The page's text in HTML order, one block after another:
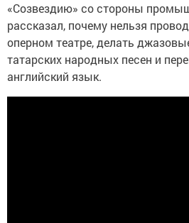
«Созвездию» со стороны
рассказал, почему нельзя
оперном театре, делать
татарских народных песен и
английский язык.